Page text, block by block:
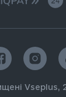
Vseplus,